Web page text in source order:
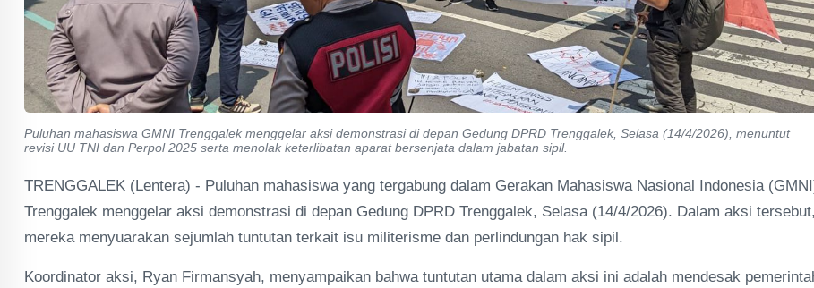
Puluhan mahasiswa GMNI Trenggalek menggelar aksi demonstrasi di depan Gedung DPRD Trenggalek, Selasa (14/4/2026), menuntut
revisi UU TNI dan Perpol 2025 serta menolak keterlibatan aparat bersenjata dalam jabatan sipil.
TRENGGALEK (Lentera) - Puluhan mahasiswa yang tergabung dalam Gerakan Mahasiswa Nasional Indonesia
Trenggalek menggelar aksi demonstrasi di depan Gedung DPRD Trenggalek, Selasa (14/4/2026). Dalam aksi tersebut,
mereka menyuarakan sejumlah tuntutan terkait isu militerisme dan perlindungan hak sipil.
Koordinator aksi, Ryan Firmansyah, menyampaikan bahwa tuntutan utama dalam aksi ini adalah mendesak